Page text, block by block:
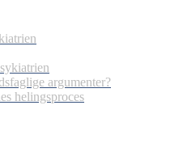
argumenter?
helingsproces